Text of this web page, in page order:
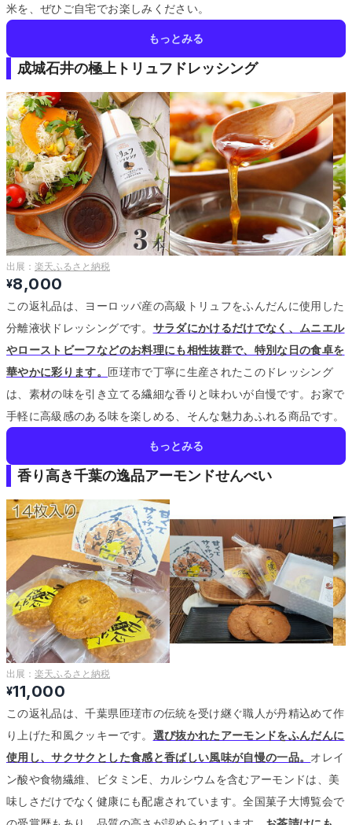
米を、ぜひご自宅でお楽しみください。
もっとみる
成城石井の極上トリュフドレッシング
出展： 楽天ふるさと納税
¥8,000
この返礼品は、ヨーロッパ産の高級トリュフをふんだんに使用した
分離液状ドレッシングです。 サラダにかけるだけでなく、ムニエル
やローストビーフなどのお料理にも相性抜群で、特別な日の食卓を
華やかに彩ります。 匝瑳市で丁寧に生産されたこのドレッシング
は、素材の味を引き立てる繊細な香りと味わいが自慢です。 お家で
手軽に高級感のある味を楽しめる、そんな魅力あふれる商品です。
もっとみる
香り高き千葉の逸品アーモンドせんべい
出展： 楽天ふるさと納税
¥11,000
この返礼品は、千葉県匝瑳市の伝統を受け継ぐ職人が丹精込めて作
り上げた和風クッキーです。 選び抜かれたアーモンドをふんだんに
使用し、サクサクとした食感と香ばしい風味が自慢の一品。 オレイ
ン酸や食物繊維、ビタミンE、カルシウムを含むアーモンドは、美
味しさだけでなく健康にも配慮されています。全国菓子大博覧会で